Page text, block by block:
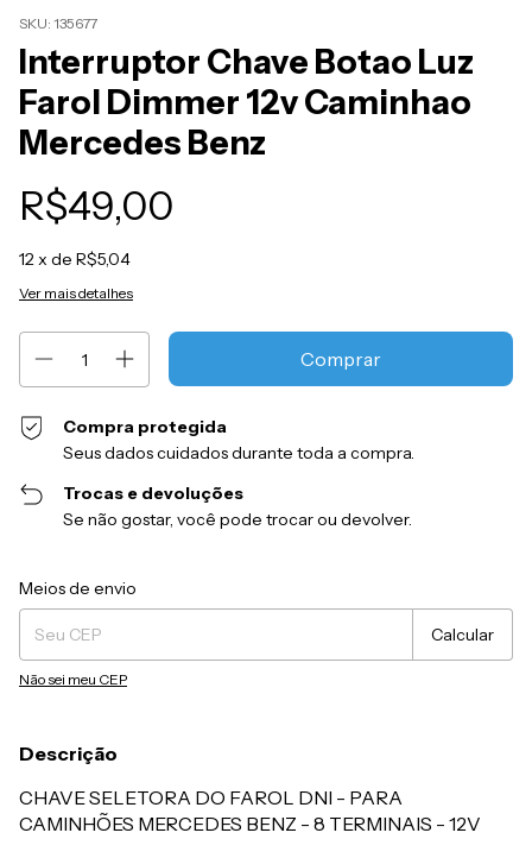
SKU: 135677
Interruptor Chave Botao Luz
Farol Dimmer 12v Caminhao
Mercedes Benz
R$49,00
12x de R$5,04
Ver mais detalhes
Compra protegida
Seus dados cuidados durante toda a compra.
Trocas e devoluções
Se não gostar, você pode trocar ou devolver.
Entregas para o CEP:
Meios de envio
Calcular
Não sei meu CEP
Descrição
CHAVE SELETORA DO FAROL DNI - PARA
CAMINHÕES MERCEDES BENZ - 8 TERMINAIS - 12V